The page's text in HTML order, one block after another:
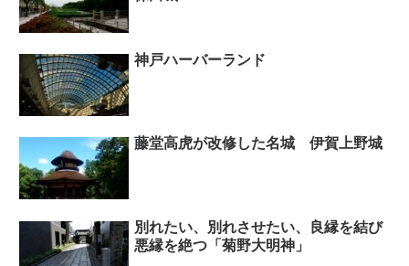
神戸ハーバーランド
藤堂高虎が改修した名城 伊賀上野城
別れたい、別れさせたい、良縁を結び
悪縁を絶つ「菊野大明神」